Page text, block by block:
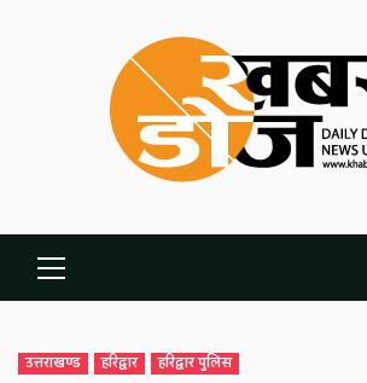
Primary
Menu
उत्तराखण्ड हरिद्वार हरिद्वार पुलिस